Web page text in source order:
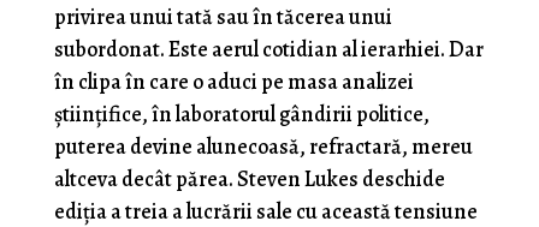
privirea unui tată sau în tăcerea unui
subordonat. Este aerul cotidian al ierarhiei. Dar
în clipa în care o aduci pe masa analizei
științifice, în laboratorul gândirii politice,
puterea devine alunecoasă, refractară, mereu
altceva decât părea. Steven Lukes deschide
ediția a treia a lucrării sale cu această tensiune